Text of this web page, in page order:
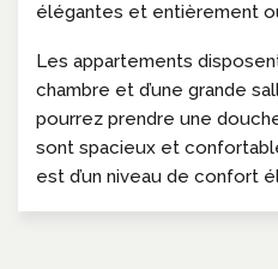
élégantes et entièrement
Les appartements disposent
chambre et d’une grande
pourrez prendre une
sont spacieux et
est d’un niveau de confort